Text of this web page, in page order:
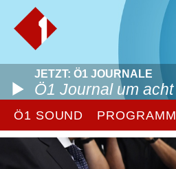
JETZT: Ö1 JOURNALE
Ö1 Journal um acht
Ö1 SOUND PROGRAMM